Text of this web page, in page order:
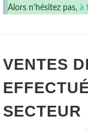
Alors n'hésitez pas, à
VENTES
SECTEUR